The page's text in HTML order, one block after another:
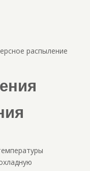
распыление